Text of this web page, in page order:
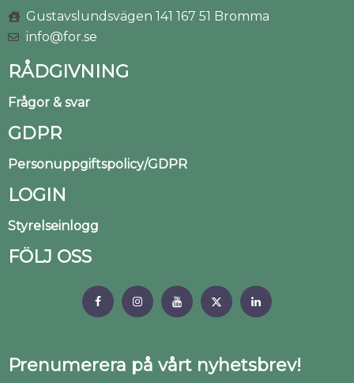
Gustavslundsvägen 141 167 51 Bromma
info@for.se
RÅDGIVNING
Frågor & svar
GDPR
Personuppgiftspolicy/GDPR
LOGIN
Styrelseinlogg
FÖLJ OSS
Prenumerera på vårt nyhetsbrev!